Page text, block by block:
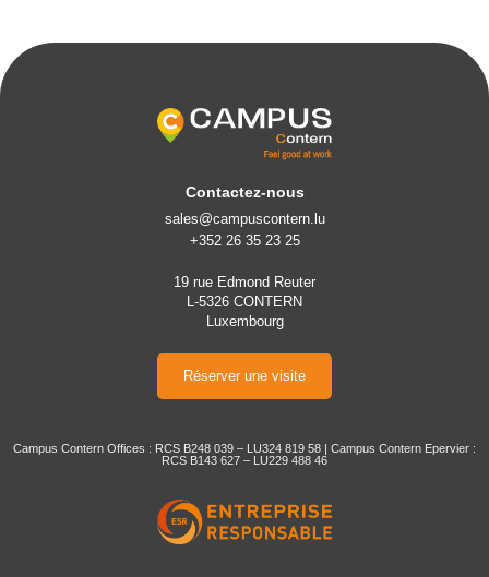
Contactez-nous
sales@campuscontern.lu
+352 26 35 23 25
19 rue Edmond Reuter
L-5326 CONTERN
Luxembourg
Réserver une visite
Campus Contern Offices : RCS B248 039 – LU324 819 58 | Campus Contern Epervier :
RCS B143 627 – LU229 488 46